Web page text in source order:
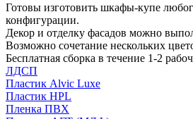
Готовы изготовить шкафы-купе
конфигурации.
Декор и отделку фасадов можно
Возможно сочетание нескольких
Бесплатная сборка в течение 1-2
ЛДСП
Пластик Alvic Luxe
Пластик HPL
Пленка ПВХ